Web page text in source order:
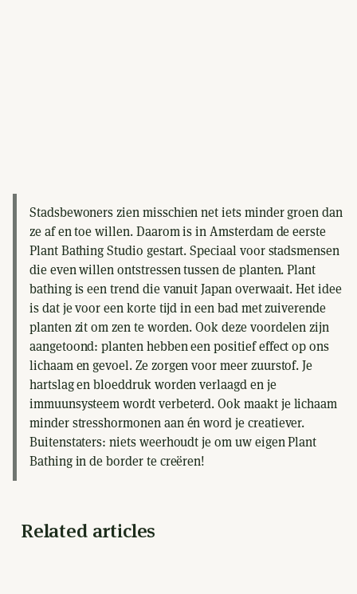
Stadsbewoners zien misschien net iets minder groen dan
ze af en toe willen. Daarom is in Amsterdam de eerste
Plant Bathing Studio gestart. Speciaal voor stadsmensen
die even willen ontstressen tussen de planten. Plant
bathing is een trend die vanuit Japan overwaait. Het idee
is dat je voor een korte tijd in een bad met zuiverende
planten zit om zen te worden. Ook deze voordelen zijn
aangetoond: planten hebben een positief effect op ons
lichaam en gevoel. Ze zorgen voor meer zuurstof. Je
hartslag en bloeddruk worden verlaagd en je
immuunsysteem wordt verbeterd. Ook maakt je lichaam
minder stresshormonen aan én word je creatiever.
Buitenstaters: niets weerhoudt je om uw eigen Plant
Bathing in de border te creëren!
Related articles